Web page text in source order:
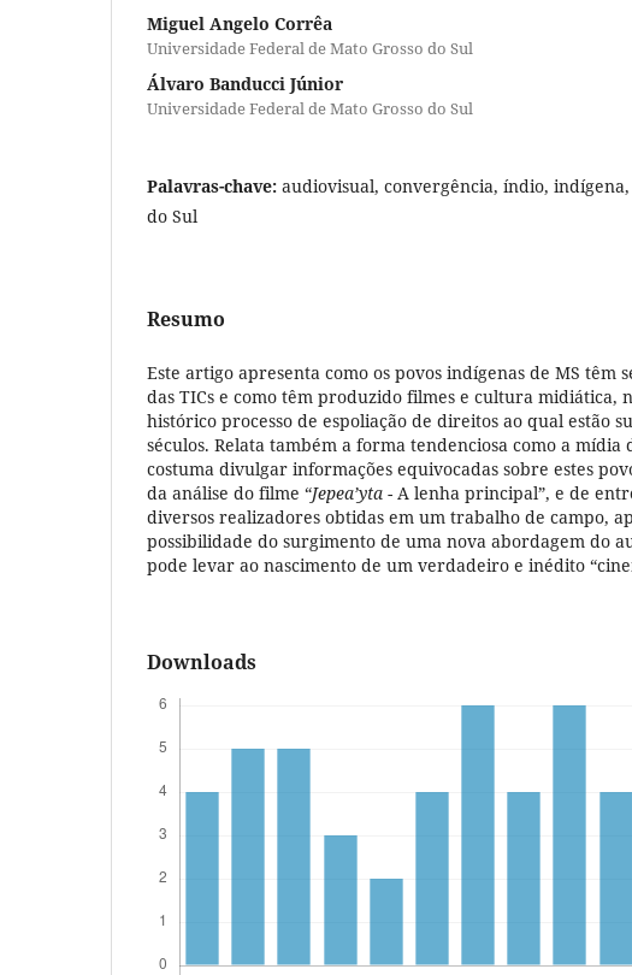
Miguel Angelo Corrêa
Universidade Federal de Mato Grosso do Sul
Álvaro Banducci Júnior
Universidade Federal de Mato Grosso do Sul
Palavras-chave: audiovisual, convergência, índio, indígena,
do Sul
Resumo
Este artigo apresenta como os povos indígenas de MS têm
das TICs e como têm produzido filmes e cultura midiática,
histórico processo de espoliação de direitos ao qual estão
séculos. Relata também a forma tendenciosa como a mídia
costuma divulgar informações equivocadas sobre estes
da análise do filme “Jepea’yta - A lenha principal”, e de
diversos realizadores obtidas em um trabalho de campo,
possibilidade do surgimento de uma nova abordagem do
pode levar ao nascimento de um verdadeiro e inédito
Downloads